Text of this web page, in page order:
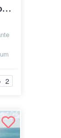
Vaga de um quarto disponível em apartame...
2